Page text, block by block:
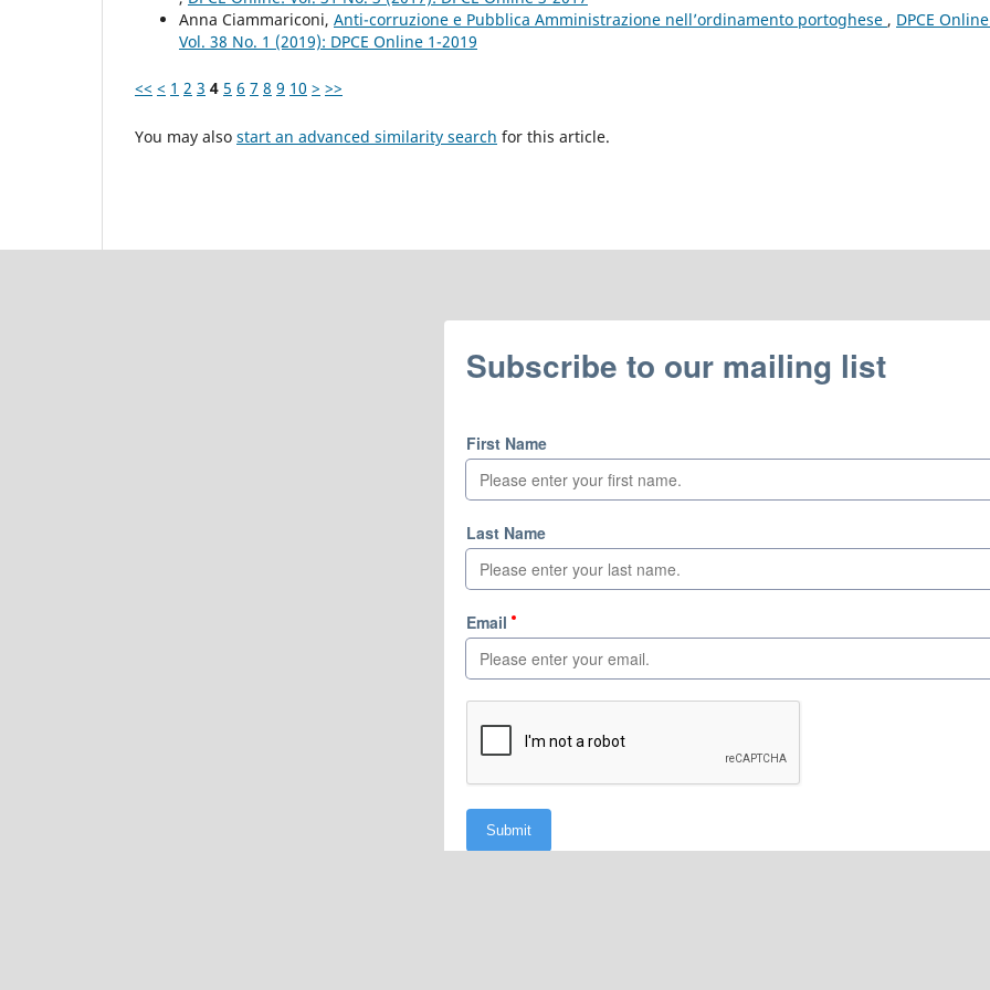
Anna Ciammariconi, Anti-corruzione e Pubblica Amministrazione nell’ordinamento portoghese , DPCE
Vol. 38 No. 1 (2019): DPCE Online 1-2019
<< < 1 2 3 4 5 6 7 8 9 10 > >>
You may also start an advanced similarity search for this article.